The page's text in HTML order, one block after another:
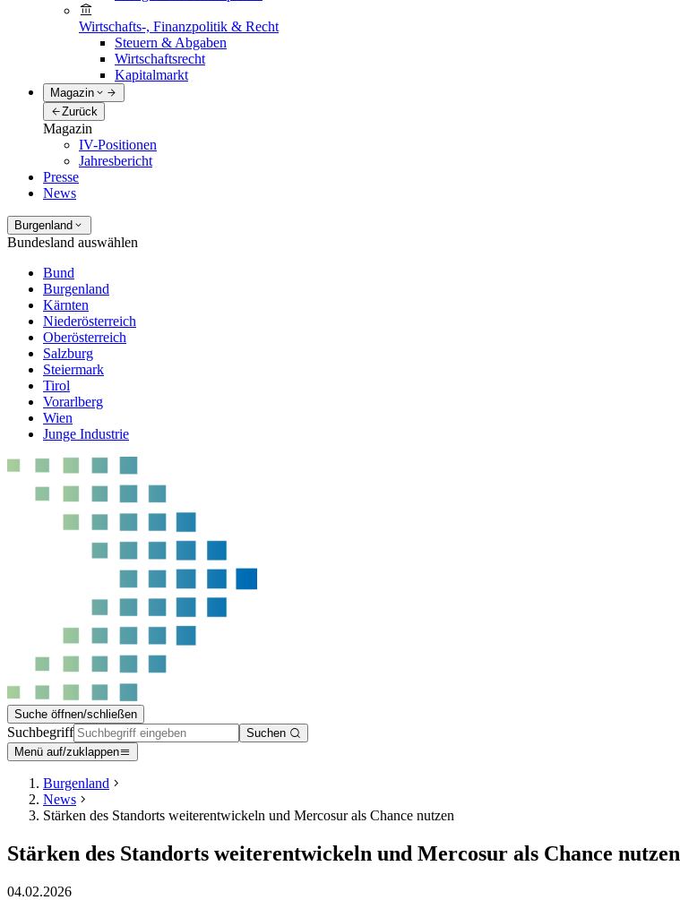
Wirtschafts-, Finanzpolitik & Recht
Steuern & Abgaben
Wirtschaftsrecht
Kapitalmarkt
Magazin
Zurück
Magazin
IV-Positionen
Jahresbericht
Presse
News
Burgenland
Bundesland auswählen
Bund
Burgenland
Kärnten
Niederösterreich
Oberösterreich
Salzburg
Steiermark
Tirol
Vorarlberg
Wien
Junge Industrie
Suche öffnen/schließen
Suchbegriff
Suchen
Menü auf/zuklappen
Burgenland
News
Stärken des Standorts weiterentwickeln und Mercosur als Chance nutzen
Stärken des Standorts weiterentwickeln und Mercosur als Chance nutzen
04.02.2026